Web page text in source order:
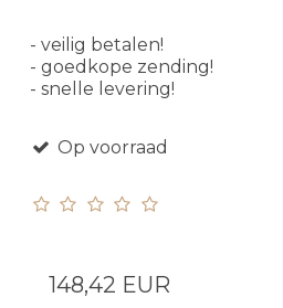
- veilig betalen!
- goedkope zending!
- snelle levering!
Op voorraad
148,42 EUR